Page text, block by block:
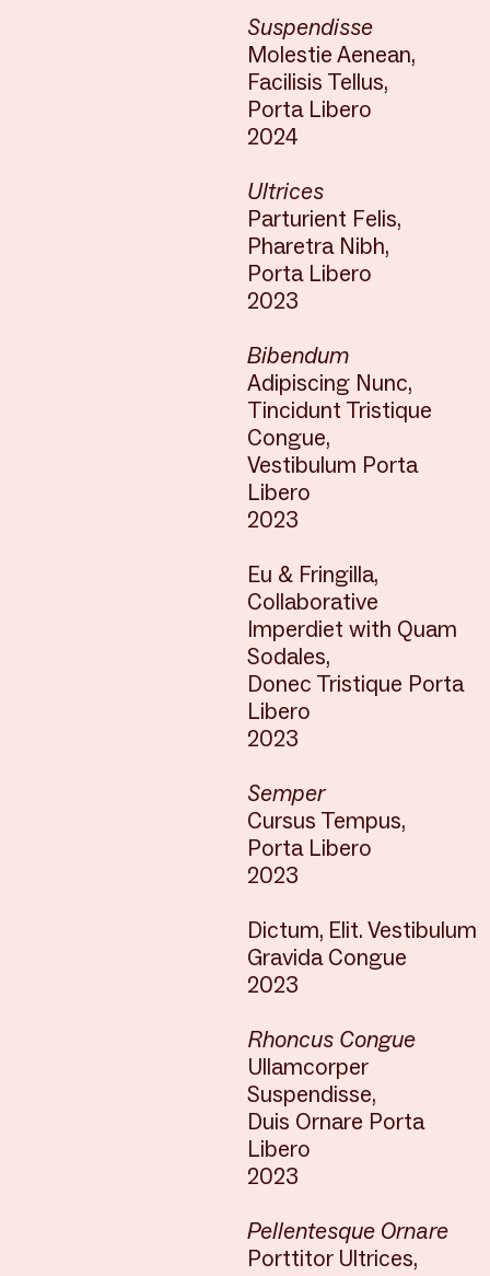
Suspendisse
Molestie Aenean,
Facilisis Tellus,
Porta Libero
2024
Ultrices
Parturient Felis,
Pharetra Nibh,
Porta Libero
2023
Bibendum
Adipiscing Nunc,
Tincidunt Tristique
Congue,
Vestibulum Porta
Libero
2023
Eu & Fringilla,
Collaborative
Imperdiet with Quam
Sodales,
Donec Tristique Porta
Libero
2023
Semper
Cursus Tempus,
Porta Libero
2023
Dictum, Elit. Vestibulum
Gravida Congue
2023
Rhoncus Congue
Ullamcorper
Suspendisse,
Duis Ornare Porta
Libero
2023
Pellentesque Ornare
Porttitor Ultrices,